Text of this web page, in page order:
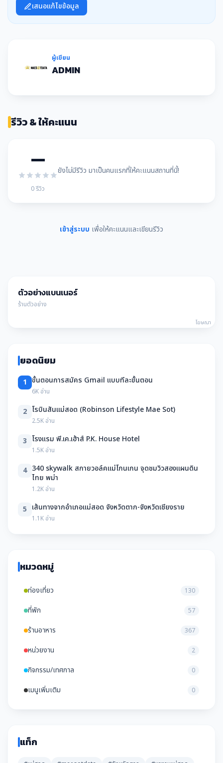
เสนอแก้ไขข้อมูล
ผู้เขียน
ADMIN
รีวิว & ให้คะแนน
—
0 รีวิว
ยังไม่มีรีวิว มาเป็นคนแรกที่ให้คะแนนสถานที่นี้!
เข้าสู่ระบบ เพื่อให้คะแนนและเขียนรีวิว
ตัวอย่างแบนเนอร์
ร้านตัวอย่าง
โฆษณา
ยอดนิยม
1 ขั้นตอนการสมัคร Gmail แบบทีละขั้นตอน
6K อ่าน
2 โรบินสันแม่สอด (Robinson Lifestyle Mae Sot)
2.5K อ่าน
3 โรงแรม พี.เค.เฮ้าส์ P.K. House Hotel
1.5K อ่าน
4 340 skywalk สกายวอล์คแม่โกนเกน จุดชมวิวสองแผนดิน
ไทย พม่า
1.2K อ่าน
5 เส้นทางจากอำเภอแม่สอด จังหวัดตาก-จังหวัดเชียงราย
1.1K อ่าน
หมวดหมู่
ท่องเที่ยว 130
ที่พัก 57
ร้านอาหาร 367
หน่วยงาน 2
กิจกรรม/เทศกาล 0
เมนูเพิ่มเติม 0
แท็ก